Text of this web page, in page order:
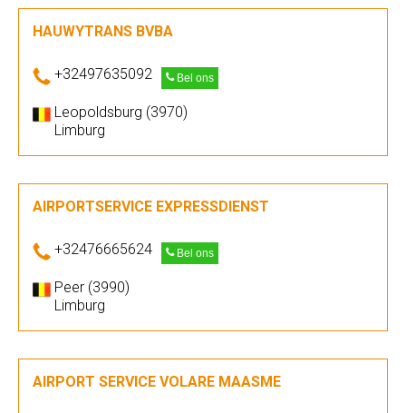
HAUWYTRANS BVBA
+32497635092 Bel ons
Leopoldsburg (3970)
Limburg
AIRPORTSERVICE EXPRESSDIENST
+32476665624 Bel ons
Peer (3990)
Limburg
AIRPORT SERVICE VOLARE MAASME